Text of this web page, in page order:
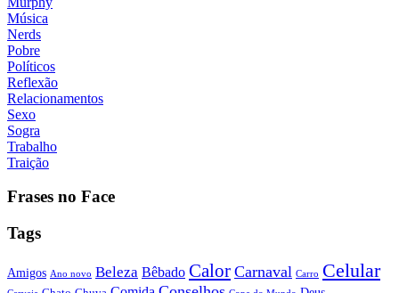
Música
Nerds
Pobre
Políticos
Reflexão
Relacionamentos
Sexo
Sogra
Trabalho
Traição
Frases no Face
Tags
Amigos Ano novo Beleza Bêbado Calor Carnaval Carro Celular